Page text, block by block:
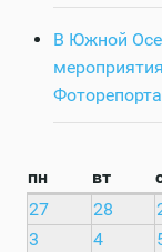
В Южной
пн
вт
27
28
3
4